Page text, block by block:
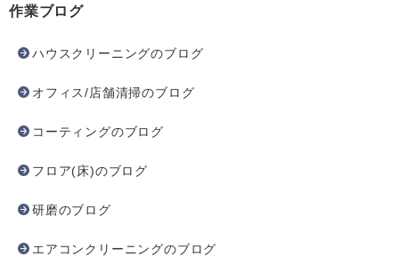
作業ブログ
ハウスクリーニングのブログ
オフィス/店舗清掃のブログ
コーティングのブログ
フロア(床)のブログ
研磨のブログ
エアコンクリーニングのブログ